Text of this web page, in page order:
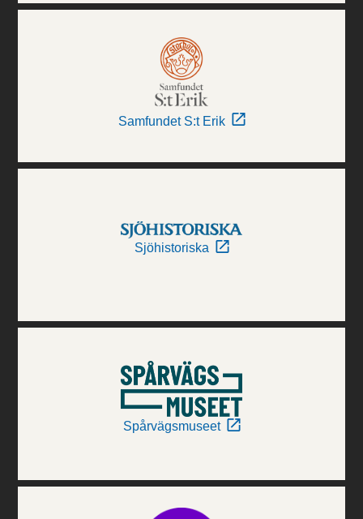
Samfundet S:t Erik
Sjöhistoriska
Spårvägsmuseet